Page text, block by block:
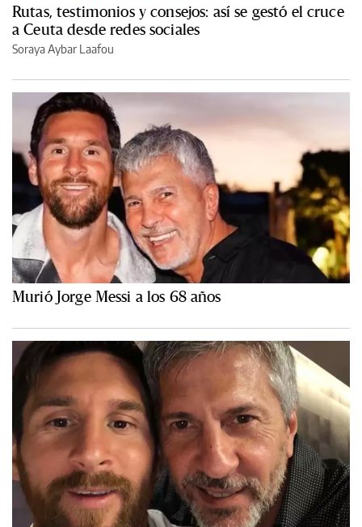
Rutas, testimonios y consejos: así se gestó el cruce
a Ceuta desde redes sociales
Soraya Aybar Laafou
Murió Jorge Messi a los 68 años